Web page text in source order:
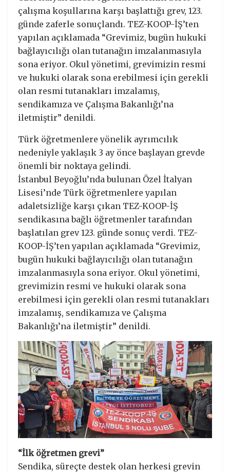
çalışma koşullarına karşı başlattığı grev, 123.
günde zaferle sonuçlandı. TEZ-KOOP-İŞ’ten
yapılan açıklamada “Grevimiz, bugün hukuki
bağlayıcılığı olan tutanağın imzalanmasıyla
sona eriyor. Okul yönetimi, grevimizin resmi
ve hukuki olarak sona erebilmesi için gerekli
olan resmi tutanakları imzalamış,
sendikamıza ve Çalışma Bakanlığı’na
iletmiştir” denildi.
Türk öğretmenlere yönelik ayrımcılık
nedeniyle yaklaşık 3 ay önce başlayan grevde
önemli bir noktaya gelindi.
İstanbul Beyoğlu’nda bulunan Özel İtalyan
Lisesi’nde Türk öğretmenlere yapılan
adaletsizliğe karşı çıkan TEZ-KOOP-İŞ
sendikasına bağlı öğretmenler tarafından
başlatılan grev 123. günde sonuç verdi. TEZ-
KOOP-İŞ’ten yapılan açıklamada “Grevimiz,
bugün hukuki bağlayıcılığı olan tutanağın
imzalanmasıyla sona eriyor. Okul yönetimi,
grevimizin resmi ve hukuki olarak sona
erebilmesi için gerekli olan resmi tutanakları
imzalamış, sendikamıza ve Çalışma
Bakanlığı’na iletmiştir” denildi.
“İlk öğretmen grevi”
Sendika, süreçte destek olan herkesi grevin